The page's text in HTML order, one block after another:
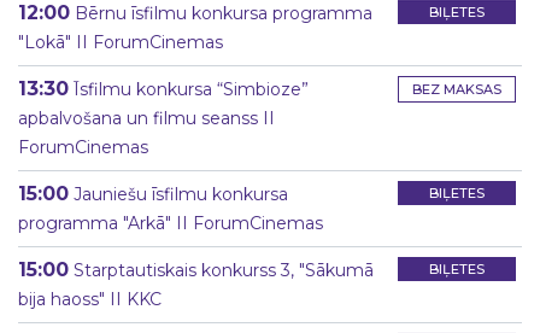
BIĻETES
12:00 Bērnu īsfilmu konkursa programma
"Lokā" II ForumCinemas
BEZ MAKSAS
13:30 Īsfilmu konkursa “Simbioze”
apbalvošana un filmu seanss II
ForumCinemas
BIĻETES
15:00 Jauniešu īsfilmu konkursa
programma "Arkā" II ForumCinemas
BIĻETES
15:00 Starptautiskais konkurss 3, "Sākumā
bija haoss" II KKC